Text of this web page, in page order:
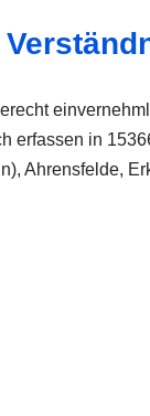
in
Ahrensfelde,